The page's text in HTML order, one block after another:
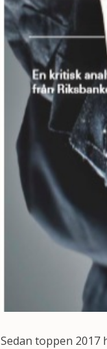
Sedan toppen 2017